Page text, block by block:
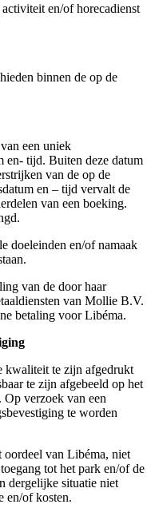
en/of horecadienst
binnen de op de
een uniek
en- tijd. Buiten deze datum
van de op de
en – tijd vervalt de
van een boeking.
doeleinden en/of namaak
van de door haar
van Mollie B.V.
betaling voor Libéma.
kwaliteit te zijn afgedrukt
te zijn afgebeeld op het
Op verzoek van een
te worden
oordeel van Libéma, niet
tot het park en/of de
dergelijke situatie niet
en/of kosten.